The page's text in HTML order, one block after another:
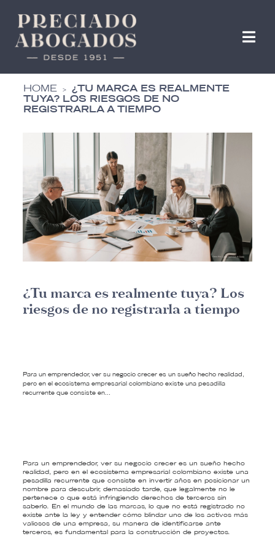
HOME >
¿TU MARCA ES REALMENTE
TUYA? LOS RIESGOS DE NO
REGISTRARLA A TIEMPO
¿Tu marca es realmente tuya? Los
riesgos de no registrarla a tiempo
Para un emprendedor, ver su negocio crecer es un sueño hecho realidad,
pero en el ecosistema empresarial colombiano existe una pesadilla
recurrente que consiste en…
Para un emprendedor, ver su negocio crecer es un sueño hecho
realidad, pero en el ecosistema empresarial colombiano existe una
pesadilla recurrente que consiste en invertir años en posicionar un
nombre para descubrir, demasiado tarde, que legalmente no le
pertenece o que está infringiendo derechos de terceros sin
saberlo. En el mundo de las marcas, lo que no está registrado no
existe ante la ley y entender cómo blindar uno de los activos más
valiosos de una empresa, su manera de identificarse ante
terceros, es fundamental para la construcción de proyectos.